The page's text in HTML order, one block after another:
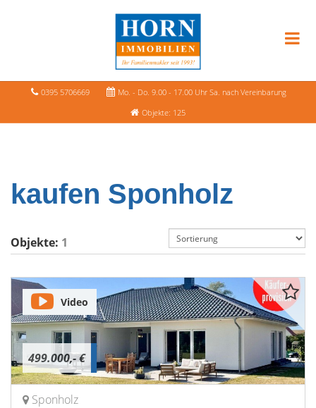
0395 5706669
Mo. - Do. 9.00 - 17.00 Uhr Sa. nach Vereinbarung
Objekte: 125
kaufen Sponholz
Objekte: 1
499.000,- €
Video
Sponholz